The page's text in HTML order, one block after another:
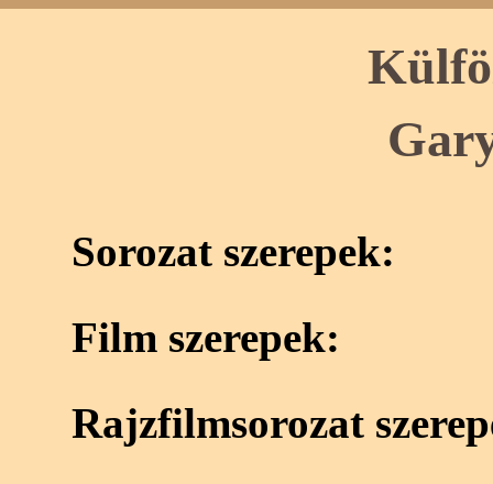
Sorozat szerepek:
Film szerepek:
Rajzfilmsorozat